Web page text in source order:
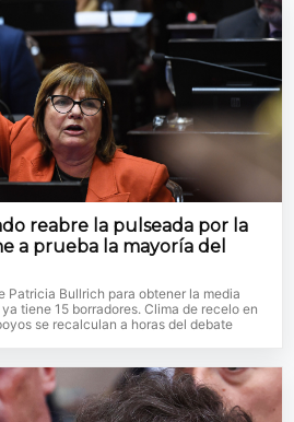
reabre la pulseada por la
a prueba la mayoría del
Patricia Bullrich para obtener la media
tiene 15 borradores. Clima de recelo en
se recalculan a horas del debate